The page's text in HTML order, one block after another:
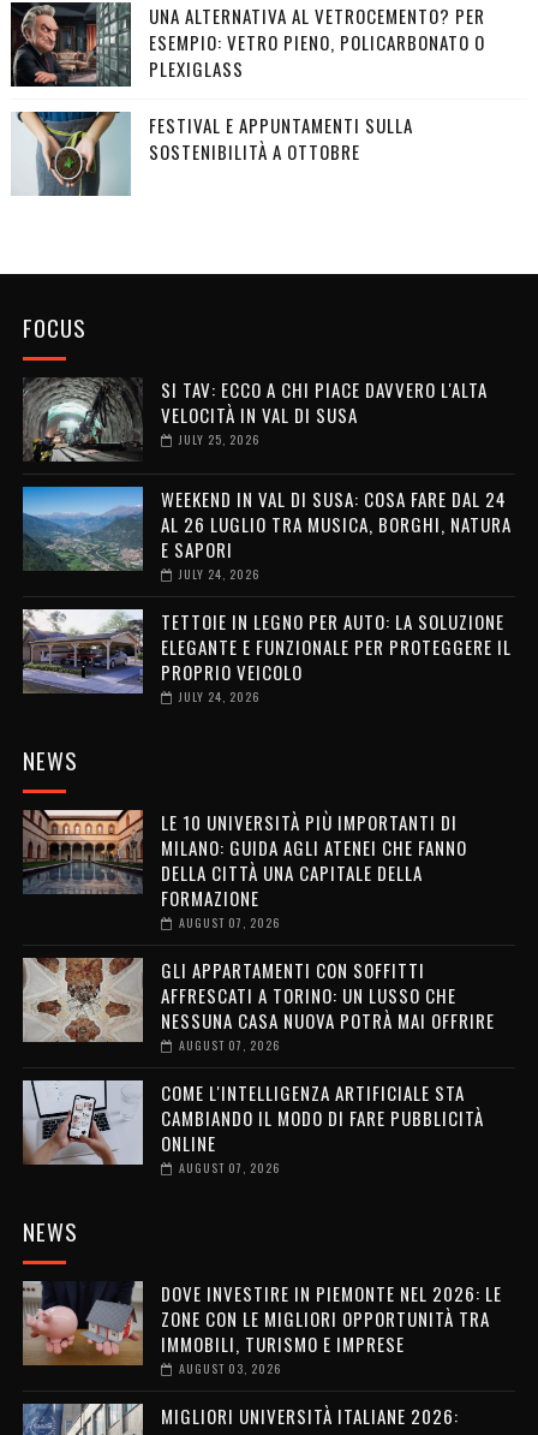
UNA ALTERNATIVA AL VETROCEMENTO? PER
ESEMPIO: VETRO PIENO, POLICARBONATO O
PLEXIGLASS
FESTIVAL E APPUNTAMENTI SULLA
SOSTENIBILITÀ A OTTOBRE
FOCUS
SI TAV: ECCO A CHI PIACE DAVVERO L'ALTA
VELOCITÀ IN VAL DI SUSA
JULY 25, 2026
WEEKEND IN VAL DI SUSA: COSA FARE DAL 24
AL 26 LUGLIO TRA MUSICA, BORGHI, NATURA
E SAPORI
JULY 24, 2026
TETTOIE IN LEGNO PER AUTO: LA SOLUZIONE
ELEGANTE E FUNZIONALE PER PROTEGGERE IL
PROPRIO VEICOLO
JULY 24, 2026
NEWS
LE 10 UNIVERSITÀ PIÙ IMPORTANTI DI
MILANO: GUIDA AGLI ATENEI CHE FANNO
DELLA CITTÀ UNA CAPITALE DELLA
FORMAZIONE
AUGUST 07, 2026
GLI APPARTAMENTI CON SOFFITTI
AFFRESCATI A TORINO: UN LUSSO CHE
NESSUNA CASA NUOVA POTRÀ MAI OFFRIRE
AUGUST 07, 2026
COME L'INTELLIGENZA ARTIFICIALE STA
CAMBIANDO IL MODO DI FARE PUBBLICITÀ
ONLINE
AUGUST 07, 2026
NEWS
DOVE INVESTIRE IN PIEMONTE NEL 2026: LE
ZONE CON LE MIGLIORI OPPORTUNITÀ TRA
IMMOBILI, TURISMO E IMPRESE
AUGUST 03, 2026
MIGLIORI UNIVERSITÀ ITALIANE 2026: